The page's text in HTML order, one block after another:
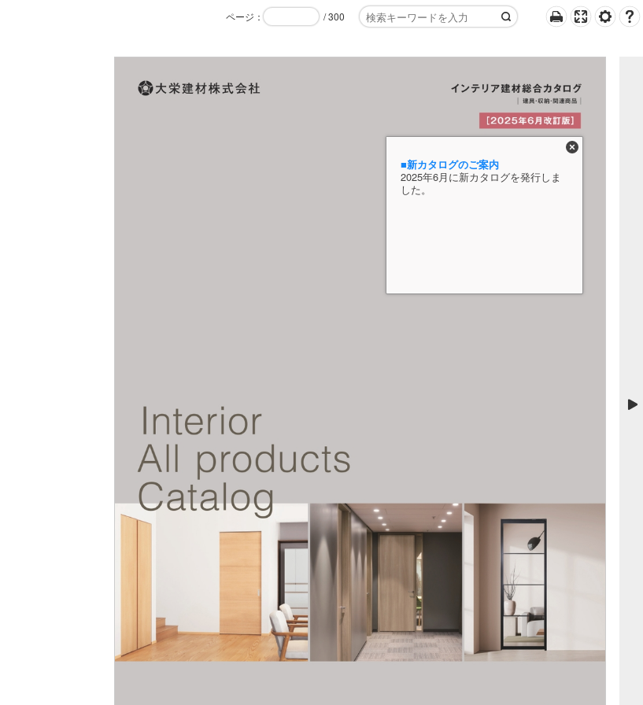
ページ ： /300
■新カタログのご案内
2025年6月に新カタログを発行しま
した。